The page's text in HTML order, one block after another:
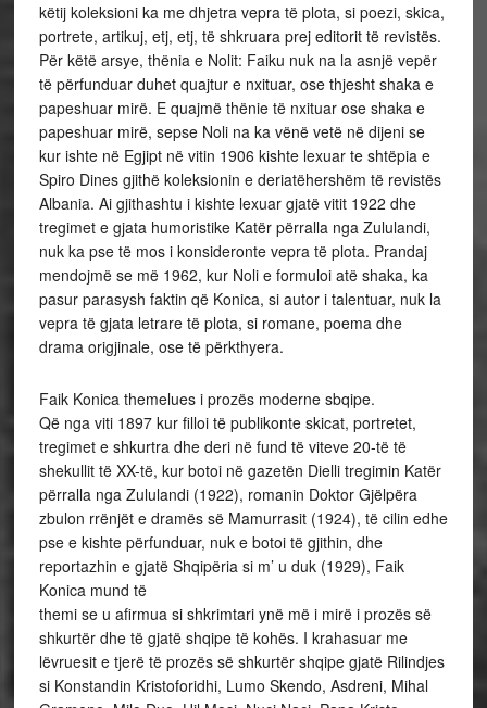
këtij koleksioni ka me dhjetra vepra të plota, si poezi, skica,
portrete, artikuj, etj, etj, të shkruara prej editorit të revistës.
Për këtë arsye, thënia e Nolit: Faiku nuk na la asnjë vepër
të përfunduar duhet quajtur e nxituar, ose thjesht shaka e
papeshuar mirë. E quajmë thënie të nxituar ose shaka e
papeshuar mirë, sepse Noli na ka vënë vetë në dijeni se
kur ishte në Egjipt në vitin 1906 kishte lexuar te shtëpia e
Spiro Dines gjithë koleksionin e deriatëhershëm të revistës
Albania. Ai gjithashtu i kishte lexuar gjatë vitit 1922 dhe
tregimet e gjata humoristike Katër përralla nga Zululandi,
nuk ka pse të mos i konsideronte vepra të plota. Prandaj
mendojmë se më 1962, kur Noli e formuloi atë shaka, ka
pasur parasysh faktin që Konica, si autor i talentuar, nuk la
vepra të gjata letrare të plota, si romane, poema dhe
drama origjinale, ose të përkthyera.
Faik Konica themelues i prozës moderne sbqipe.
Që nga viti 1897 kur filloi të publikonte skicat, portretet,
tregimet e shkurtra dhe deri në fund të viteve 20-të të
shekullit të XX-të, kur botoi në gazetën Dielli tregimin Katër
përralla nga Zululandi (1922), romanin Doktor Gjëlpëra
zbulon rrënjët e dramës së Mamurrasit (1924), të cilin edhe
pse e kishte përfunduar, nuk e botoi të gjithin, dhe
reportazhin e gjatë Shqipëria si m’ u duk (1929), Faik
Konica mund të
themi se u afirmua si shkrimtari ynë më i mirë i prozës së
shkurtër dhe të gjatë shqipe të kohës. I krahasuar me
lëvruesit e tjerë të prozës së shkurtër shqipe gjatë Rilindjes
si Konstandin Kristoforidhi, Lumo Skendo, Asdreni, Mihal